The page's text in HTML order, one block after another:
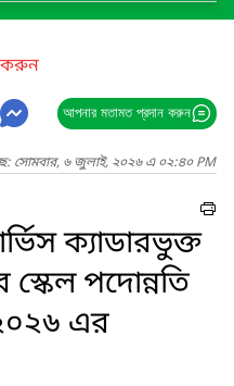
করুন
আপনার মতামত প্রদান করুন
সোমবার, ৬ জুলাই, ২০২৬ এ ০২:৪০ PM
ক্যাডারভুক্ত
স্কেল পদোন্নতি
এর